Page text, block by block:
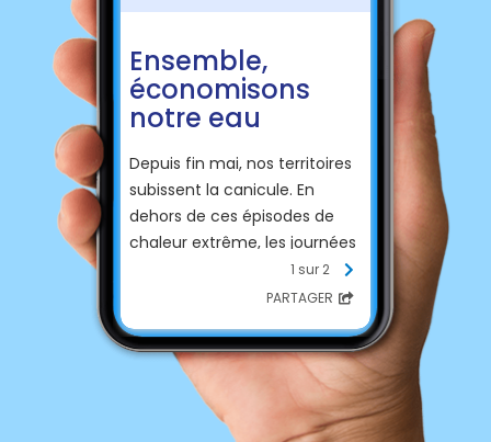
Ensemble,
économisons
notre eau
Depuis fin mai, nos territoires
subissent la canicule. En
dehors de ces épisodes de
chaleur extrême, les journées
restent très chaudes et la
pluie rare. Dans ce contexte, il
collective d’agir pour
économiser et préserver l’eau
que nous utilisons.
En complément des
1 sur 2
PARTAGER